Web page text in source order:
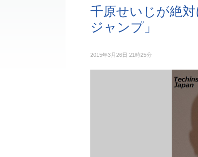
千原せいじが絶
ジャンプ」
2015年3月26日 21時25分